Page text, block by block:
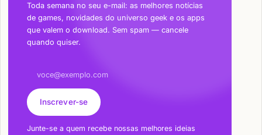
Toda semana no seu e-mail: as melhores notícias
de games, novidades do universo geek e os apps
que valem o download. Sem spam — cancele
quando quiser.
Inscrever-se
Junte-se a quem recebe nossas melhores ideias